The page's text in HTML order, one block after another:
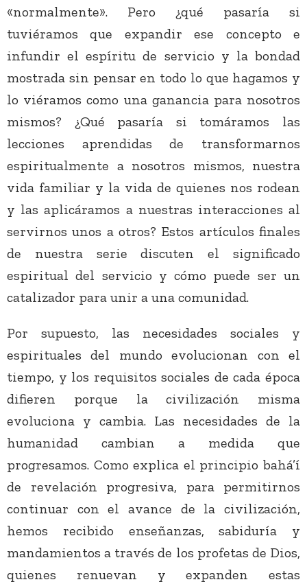
«normalmente». Pero ¿qué pasaría si
tuviéramos que expandir ese concepto e
infundir el espíritu de servicio y la bondad
mostrada sin pensar en todo lo que hagamos y
lo viéramos como una ganancia para nosotros
mismos? ¿Qué pasaría si tomáramos las
lecciones aprendidas de transformarnos
espiritualmente a nosotros mismos, nuestra
vida familiar y la vida de quienes nos rodean
y las aplicáramos a nuestras interacciones al
servirnos unos a otros? Estos artículos finales
de nuestra serie discuten el significado
espiritual del servicio y cómo puede ser un
catalizador para unir a una comunidad.
Por supuesto, las necesidades sociales y
espirituales del mundo evolucionan con el
tiempo, y los requisitos sociales de cada época
difieren porque la civilización misma
evoluciona y cambia. Las necesidades de la
humanidad cambian a medida que
progresamos. Como explica el principio bahá’í
de revelación progresiva, para permitirnos
continuar con el avance de la civilización,
hemos recibido enseñanzas, sabiduría y
mandamientos a través de los profetas de Dios,
quienes renuevan y expanden estas